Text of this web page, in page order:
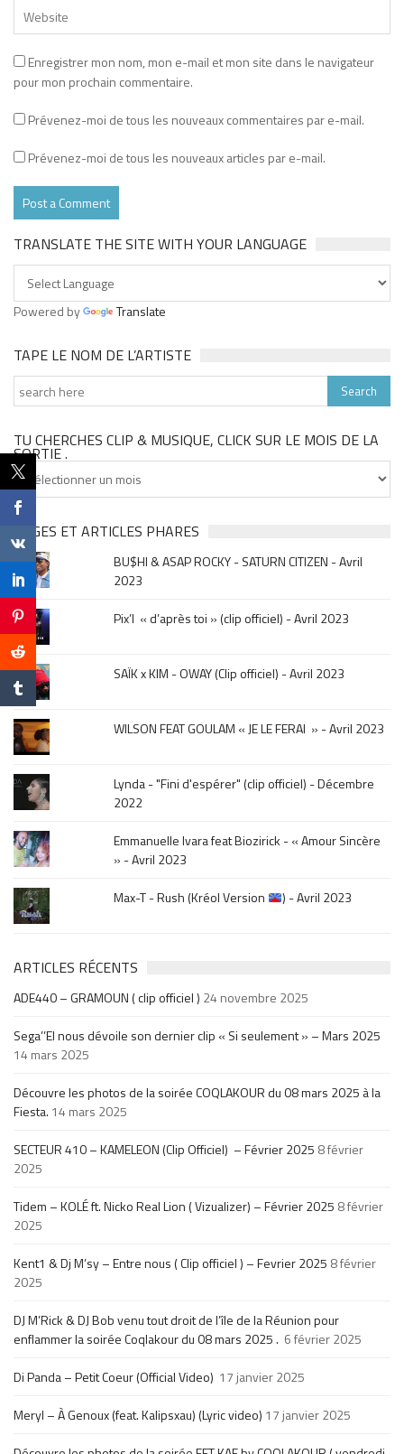
Enregistrer mon nom, mon e-mail et mon site dans le navigateur
pour mon prochain commentaire.
Prévenez-moi de tous les nouveaux commentaires par e-mail.
Prévenez-moi de tous les nouveaux articles par e-mail.
TRANSLATE THE SITE WITH YOUR LANGUAGE
Powered by Translate
TAPE LE NOM DE L’ARTISTE
TU CHERCHES CLIP & MUSIQUE, CLICK SUR LE MOIS DE LA
SORTIE .
Tu
cherches
clip
musique,
click
sur
le
mois
de
la
sortie
.
PAGES ET ARTICLES PHARES
BU$HI & ASAP ROCKY - SATURN CITIZEN - Avril
2023
Pix’l « d’après toi » (clip officiel) - Avril 2023
SAÏK x KIM - OWAY (Clip officiel) - Avril 2023
WILSON FEAT GOULAM « JE LE FERAI » - Avril 2023
Lynda - "Fini d'espérer" (clip officiel) - Décembre
2022
Emmanuelle Ivara feat Biozirick - « Amour Sincère
» - Avril 2023
Max-T - Rush (Kréol Version
) - Avril 2023
ARTICLES RÉCENTS
ADE440 – GRAMOUN ( clip officiel ) 24 novembre 2025
Sega’’El nous dévoile son dernier clip « Si seulement » – Mars 2025
14 mars 2025
Découvre les photos de la soirée COQLAKOUR du 08 mars 2025 à la
Fiesta. 14 mars 2025
SECTEUR 410 – KAMELEON (Clip Officiel) – Février 2025 8 février
2025
Tidem – KOLÉ ft. Nicko Real Lion ( Vizualizer) – Février 2025 8 février
2025
Kent1 & Dj M’sy – Entre nous ( Clip officiel ) – Fevrier 2025 8 février
2025
DJ M’Rick & DJ Bob venu tout droit de l’île de la Réunion pour
enflammer la soirée Coqlakour du 08 mars 2025 . 6 février 2025
Di Panda – Petit Coeur (Official Video) 17 janvier 2025
Meryl – À Genoux (feat. Kalipsxau) (Lyric video) 17 janvier 2025